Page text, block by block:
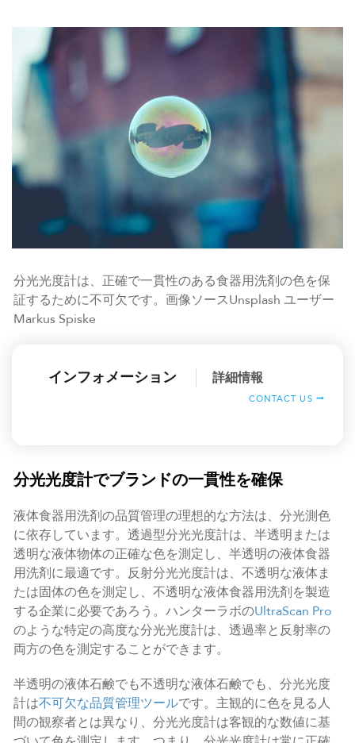
分光光度計は、正確で一貫性のある食器用洗剤の色を保
証するために不可欠です。画像ソースUnsplash ユーザー
Markus Spiske
インフォメーション 詳細情報
CONTACT US
分光光度計でブランドの一貫性を確保
液体食器用洗剤の品質管理の理想的な方法は、分光測色
に依存しています。透過型分光光度計は、半透明または
透明な液体物体の正確な色を測定し、半透明の液体食器
用洗剤に最適です。反射分光光度計は、不透明な液体ま
たは固体の色を測定し、不透明な液体食器用洗剤を製造
する企業に必要であろう。ハンターラボのUltraScan Pro
のような特定の高度な分光光度計は、透過率と反射率の
両方の色を測定することができます。
半透明の液体石鹸でも不透明な液体石鹸でも、分光光度
計は不可欠な品質管理ツールです。主観的に色を見る人
間の観察者とは異なり、分光光度計は客観的な数値に基